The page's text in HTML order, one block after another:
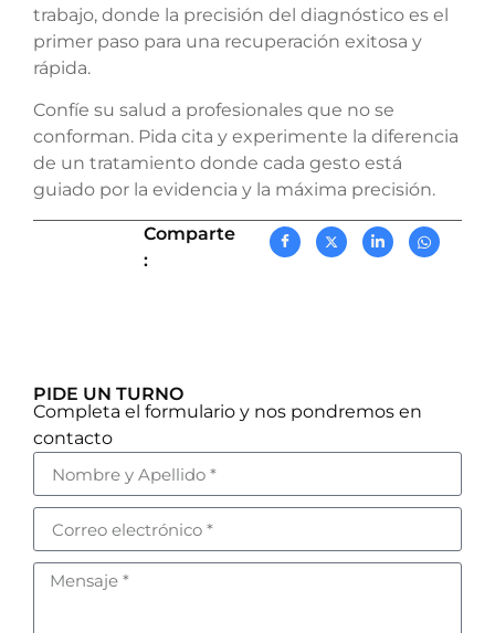
trabajo, donde la precisión del diagnóstico es el
primer paso para una recuperación exitosa y
rápida.
Confíe su salud a profesionales que no se
conforman. Pida cita y experimente la diferencia
de un tratamiento donde cada gesto está
guiado por la evidencia y la máxima precisión.
Comparte
:
PIDE UN TURNO
Completa el formulario y nos pondremos en
contacto